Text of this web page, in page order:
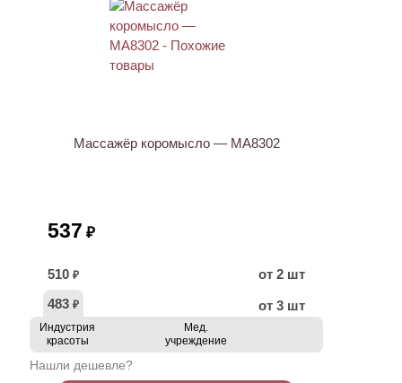
Массажёр коромысло — МА8302
537 ₽
510 ₽
от 2 шт
483 ₽ от 3 шт
Индустрия
красоты
Мед.
учреждение
Нашли дешевле?